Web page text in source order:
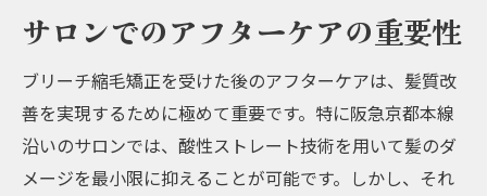
サロンでのアフターケアの重要性
ブリーチ縮毛矯正を受けた後のアフターケアは、髪質改
善を実現するために極めて重要です。特に阪急京都本線
沿いのサロンでは、酸性ストレート技術を用いて髪のダ
メージを最小限に抑えることが可能です。しかし、それ